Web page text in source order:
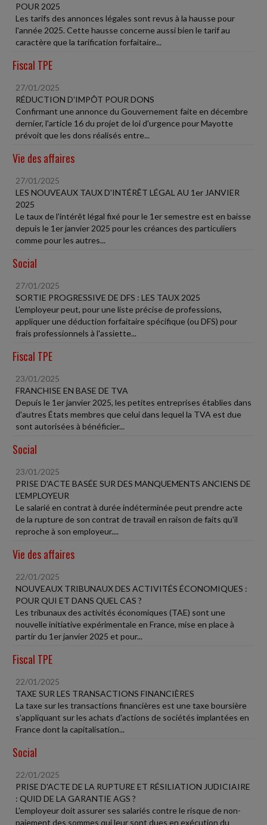
POUR 2025
Les tarifs des annonces légales sont revus à la hausse pour
l'année 2025. Cette hausse concerne aussi bien le tarif au
caractère que la tarification forfaitaire...
Fiscal TPE
27/01/2025
RÉDUCTION D'IMPÔT POUR DONS
Confirmant une annonce du Gouvernement faite en décembre
dernier, l'article 16 du projet de loi d'urgence pour Mayotte
prévoit que les dons réalisés entre...
Vie des affaires
27/01/2025
LES NOUVEAUX TAUX D'INTÉRÊT LÉGAL AU 1er JANVIER
2025
Le taux de l'intérêt légal fixé pour le 1er semestre est en baisse
depuis le 1er janvier 2025 pour les créances des particuliers
comme pour les autres...
Social
27/01/2025
SORTIE PROGRESSIVE DE DFS : LES TAUX 2025
L'employeur peut, pour une liste précise de professions,
appliquer une déduction forfaitaire spécifique (ou DFS) pour
frais professionnels à l'assiette...
Fiscal TPE
23/01/2025
FRANCHISE EN BASE DE TVA
Depuis le 1er janvier 2025, les petites entreprises établies dans
d'autres États membres que celui dans lequel la TVA est due
sont autorisées à bénéficier...
Social
23/01/2025
PRISE D'ACTE BASÉE SUR DES MANQUEMENTS ANCIENS DE
L'EMPLOYEUR
Le salarié en contrat à durée indéterminée peut prendre acte
de la rupture de son contrat de travail en raison de faits qu'il
reproche à son employeur....
Vie des affaires
22/01/2025
NOUVEAUX TRIBUNAUX DES ACTIVITÉS ÉCONOMIQUES :
POUR QUI ET DANS QUEL CAS ?
Les tribunaux des activités économiques (TAE) sont une
nouvelle initiative expérimentale en France, mise en place à
partir du 1er janvier 2025 et pour...
Fiscal TPE
22/01/2025
TAXE SUR LES TRANSACTIONS FINANCIÈRES
La taxe sur les transactions financières est une taxe boursière
s'appliquant sur les achats d'actions de sociétés implantées en
France dont la capitalisation...
Social
22/01/2025
PRISE D'ACTE DE LA RUPTURE ET RÉSILIATION JUDICIAIRE
: QUID DE LA GARANTIE AGS ?
L'employeur doit assurer ses salariés contre le risque de non-
paiement des sommes qui leur sont dues en exécution du